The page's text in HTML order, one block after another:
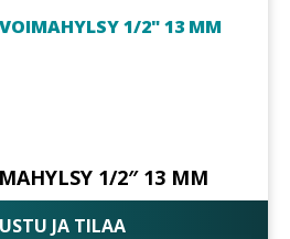
1/2″ 13 MM
JA TILAA